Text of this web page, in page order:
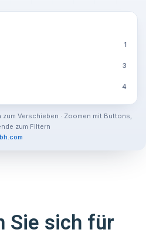
1
3
4
Verschieben · Zoomen mit Buttons,
zum Filtern
Sie sich für